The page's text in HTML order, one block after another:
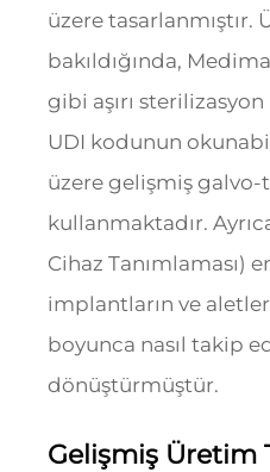
üzere tasarlanmıştır.
bakıldığında,
gibi aşırı
UDI kodunun
üzere gelişmiş
kullanmaktadır.
Cihaz Tanımlaması)
implantların ve
boyunca nasıl takip
dönüştürmüştür.
Gelişmiş Üretim